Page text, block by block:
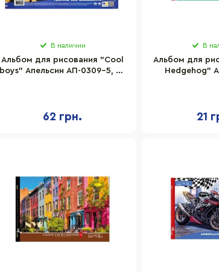
В наличии
Альбом для рисования "Cool
boys" Апельсин АП-0309-5, 30
62 грн.
В
Альбом для
Hedgehog"
21